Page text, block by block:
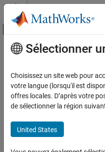
Passer au contenu
Activer/
Accueil de la documentation
Phased Array System Toolbox
bandwidth
ON THIS PAGE
Syntax
Contenu principal
bandwidth
System object:
Namespace:phased
expand all in page
Sélectionner
Choisissez un site web pour
votre langue (lorsqu'il est
offres locales. D’après votre
de sélectionner la région
United States